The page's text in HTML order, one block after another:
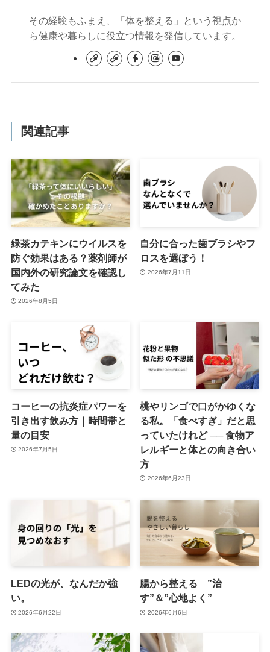
その経験もふまえ、「体を整える」という視点か
ら健康や暮らしに役立つ情報を発信しています。
関連記事
緑茶カテキンにウイルスを
防ぐ効果はある？薬剤師が
国内外の研究論文を確認し
てみた
2026年8月5日
自分に合った歯ブラシやフ
ロスを選ぼう！
2026年7月11日
コーヒーの抗炎症パワーを
引き出す飲み方｜時間帯と
量の目安
2026年7月5日
桃やリンゴで口がかゆくな
る私。「食べすぎ」だと思
っていたけれど ── 食物ア
レルギーと体との向き合い
方
2026年6月23日
LEDの光が、なんだか強
い。
2026年6月22日
腸から整える ”治
す”＆”心地よく”
2026年6月6日